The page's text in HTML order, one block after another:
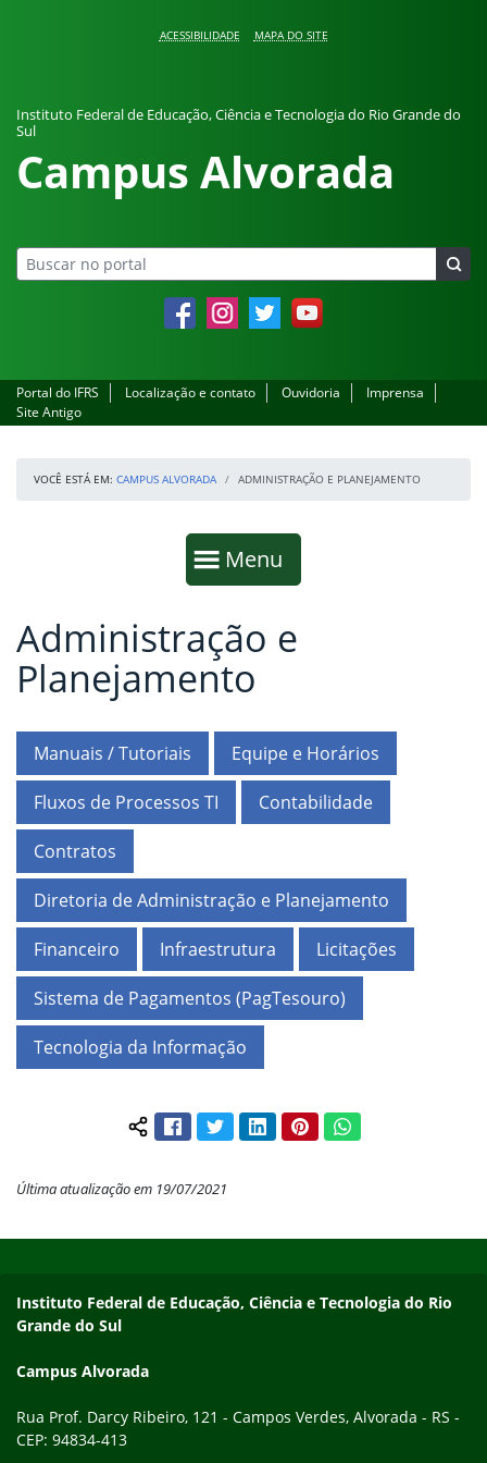
ACESSIBILIDADE MAPA DO SITE
Instituto Federal de Educação, Ciência e Tecnologia do Rio Grande do
Sul
Campus Alvorada
FacebookInstagramTwitter YouTube
Portal do IFRS Localização e contato Ouvidoria
Imprensa
Site Antigo
VOCÊ ESTÁ EM: CAMPUS ALVORADA ADMINISTRAÇÃO E PLANEJAMENTO
Mostrar
Menu
Fim da navegação
Início do conteúdo
Administração e
Planejamento
Manuais / Tutoriais Equipe e Horários
Fluxos de Processos TI Contabilidade
Contratos
Diretoria de Administração e Planejamento
Financeiro Infraestrutura Licitações
Sistema de Pagamentos (PagTesouro)
Tecnologia da Informação
Compartilhar conteúdo:
FacebookTwitterLinkedInPinterestWhatsApp
Última atualização em 19/07/2021
Endereço
Instituto Federal de Educação, Ciência e Tecnologia do Rio
Grande do Sul
Campus Alvorada
Rua Prof. Darcy Ribeiro, 121 - Campos Verdes, Alvorada - RS -
CEP: 94834-413